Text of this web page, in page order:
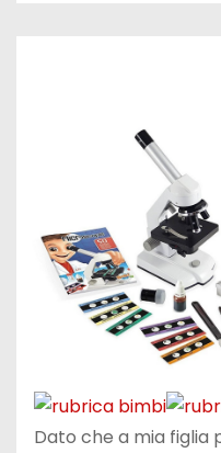
Dato che a mia figlia